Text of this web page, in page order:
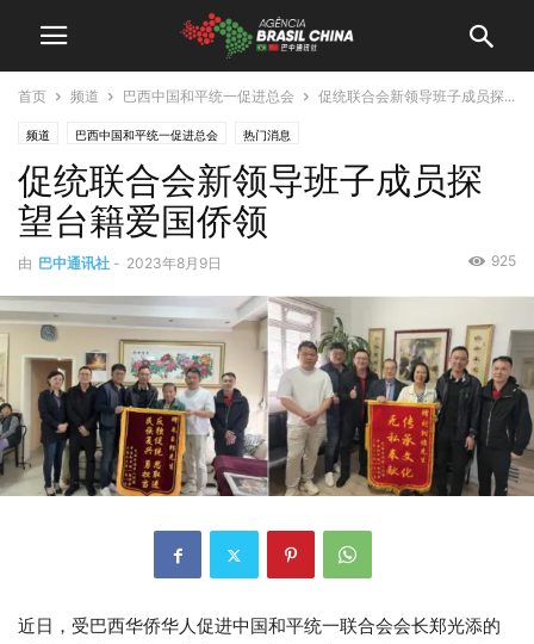
首页 频道 巴西中国和平统一促进总会 促统联合会新领导班子成员探...
频道 巴西中国和平统一促进总会 热门消息
促统联合会新领导班子成员探
望台籍爱国侨领
由 巴中通讯社 - 2023年8月9日 925
近日，受巴西华侨华人促进中国和平统一联合会会长郑光添的